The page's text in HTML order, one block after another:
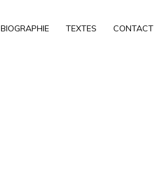
BIOGRAPHIE TEXTES CONTACT